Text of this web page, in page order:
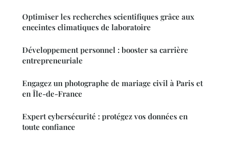
Optimiser les recherches scientifiques grâce aux
enceintes climatiques de laboratoire
Développement personnel : booster sa carrière
entrepreneuriale
Engagez un photographe de mariage civil à Paris et
en Île-de-France
Expert cybersécurité : protégez vos données en
toute confiance